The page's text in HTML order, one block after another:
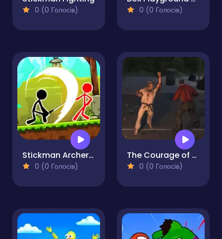
0 (0 Голосів) 0 (0 Голосів)
Stickman Archero Fight
0 (0 Голосів)
The Courage of an American Grandfather
0 (0 Голосів)